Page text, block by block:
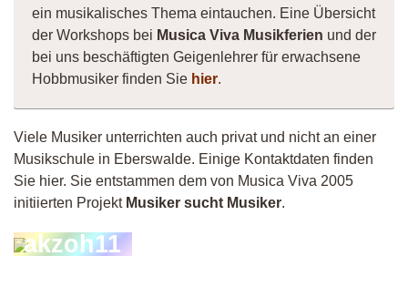
ein musikalisches Thema eintauchen. Eine Übersicht
der Workshops bei Musica Viva Musikferien und der
bei uns beschäftigten Geigenlehrer für erwachsene
Hobbmusiker finden Sie hier.
Viele Musiker unterrichten auch privat und nicht an einer
Musikschule in Eberswalde. Einige Kontaktdaten finden
Sie hier. Sie entstammen dem von Musica Viva 2005
initiierten Projekt Musiker sucht Musiker.
akzoh11